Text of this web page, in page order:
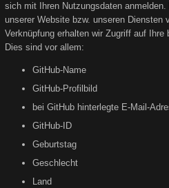
sich mit Ihren Nutzungsdaten
unserer Website bzw. unseren Diensten
Verknüpfung erhalten wir Zugriff auf Ihre
Dies sind vor allem:
GitHub-Name
GitHub-Profilbild
bei GitHub hinterlegte E-Mail-
GitHub-ID
Geburtstag
Geschlecht
Land